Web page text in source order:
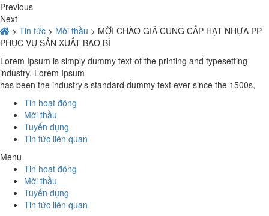
Previous
Next
> Tin tức > Mời thầu > MỜI CHÀO GIÁ CUNG CẤP HẠT NHỰA PP
PHỤC VỤ SẢN XUẤT BAO BÌ
Lorem Ipsum is simply dummy text of the printing and typesetting
industry. Lorem Ipsum
has been the industry’s standard dummy text ever since the 1500s,
Tin hoạt động
Mời thầu
Tuyển dụng
Tin tức liên quan
Menu
Tin hoạt động
Mời thầu
Tuyển dụng
Tin tức liên quan